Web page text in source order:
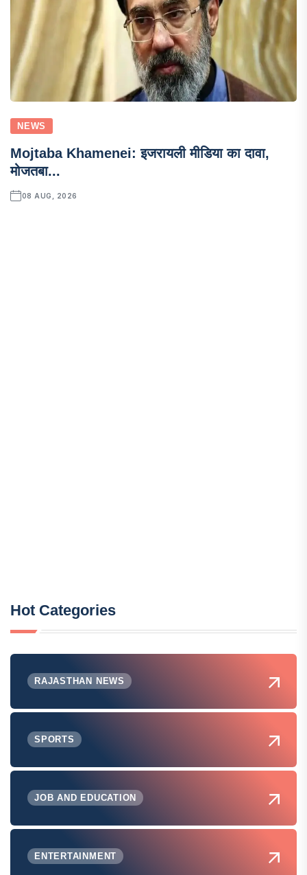
NEWS
Mojtaba Khamenei: इजरायली मीडिया का दावा,
मोजतबा...
08 AUG, 2026
Hot Categories
RAJASTHAN NEWS
SPORTS
JOB AND EDUCATION
ENTERTAINMENT